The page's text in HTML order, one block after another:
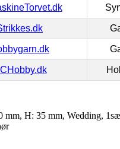
mm, H: 35 mm, Wedding,